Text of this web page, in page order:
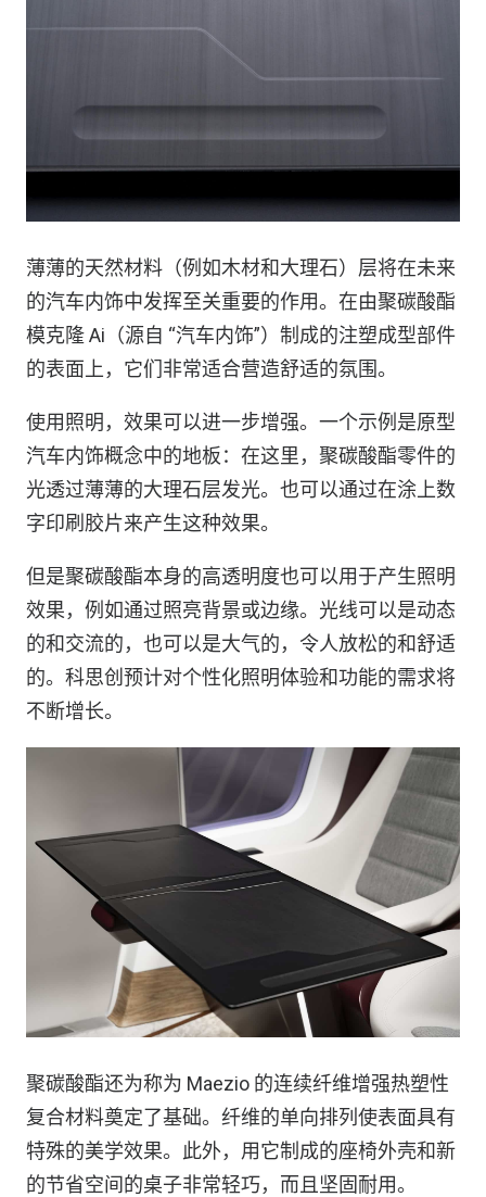
薄薄的天然材料（例如木材和大理石）层将在未来
的汽车内饰中发挥至关重要的作用。在由聚碳酸酯
模克隆 Ai（源自 “汽车内饰”）制成的注塑成型部件
的表面上，它们非常适合营造舒适的氛围。
使用照明，效果可以进一步增强。一个示例是原型
汽车内饰概念中的地板：在这里，聚碳酸酯零件的
光透过薄薄的大理石层发光。也可以通过在涂上数
字印刷胶片来产生这种效果。
但是聚碳酸酯本身的高透明度也可以用于产生照明
效果，例如通过照亮背景或边缘。光线可以是动态
的和交流的，也可以是大气的，令人放松的和舒适
的。科思创预计对个性化照明体验和功能的需求将
不断增长。
聚碳酸酯还为称为 Maezio 的连续纤维增强热塑性
复合材料奠定了基础。纤维的单向排列使表面具有
特殊的美学效果。此外，用它制成的座椅外壳和新
的节省空间的桌子非常轻巧，而且坚固耐用。